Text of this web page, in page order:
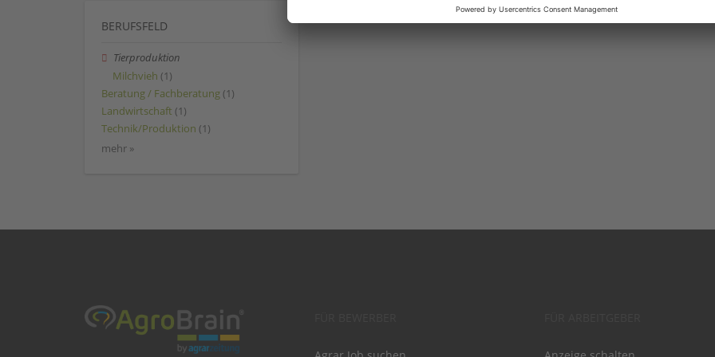
BERUFSFELD
Tierproduktion
Milchvieh (1)
Beratung / Fachberatung (1)
Landwirtschaft (1)
Technik/Produktion (1)
mehr »